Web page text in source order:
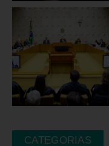
CATEGORIAS